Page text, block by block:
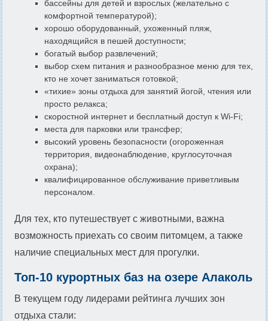
бассейны для детей и взрослых (желательно с
комфортной температурой);
хорошо оборудованный, ухоженный пляж,
находящийся в пешей доступности;
богатый выбор развлечений;
выбор схем питания и разнообразное меню для тех,
кто не хочет заниматься готовкой;
«тихие» зоны отдыха для занятий йогой, чтения или
просто релакса;
скоростной интернет и бесплатный доступ к Wi-Fi;
места для парковки или трансфер;
высокий уровень безопасности (огороженная
территория, видеонаблюдение, круглосуточная
охрана);
квалифицированное обслуживание приветливым
персоналом.
Для тех, кто путешествует с животными, важна
возможность приехать со своим питомцем, а также
наличие специальных мест для прогулки.
Топ-10 курортных баз на озере Алаколь
В текущем году лидерами рейтинга лучших зон
отдыха стали: